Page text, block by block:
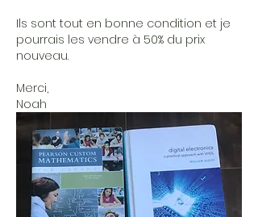
Ils sont tout en bonne condition et je
pourrais les vendre à 50% du prix
nouveau.
Merci,
Noah